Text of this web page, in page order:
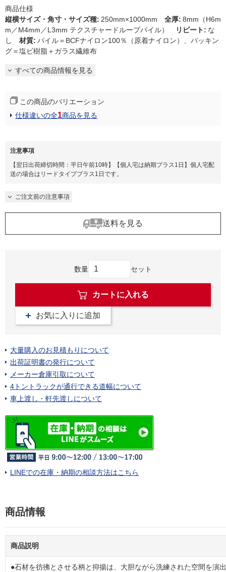
商品仕様
縦横サイズ・角寸・サイズ種: 250mm×1000mm 全厚: 8mm（H6m
m／M4mm／L3mm テクスチャードループパイル）
リピート: な
し 材質: パイル＝BCFナイロン100％（原着ナイロン）、バッキン
グ＝塩ビ樹脂＋ガラス繊維布
すべての商品情報を見る
この商品のバリエーション
仕様違いの全1商品を見る
注意事項
【翌日出荷締切時間：平日午前10時】【個人宅は納期プラス1日】個人宅配
送の場合はリードタイププラス1日です。
ご注文前の注意事項
送料を見る
数量 セット
カートに入れる
お気に入りに追加
大量購入のお見積もりについて
出荷証明書の発行について
メーカー倉庫引取について
4トントラックが通行できる道幅について
車上渡し・軒先渡しについて
LINEでの在庫・納期の相談方法はこちら
商品情報
商品説明
●石材を彷彿とさせる柄と抑揚は、大胆ながら洗練された空間を演